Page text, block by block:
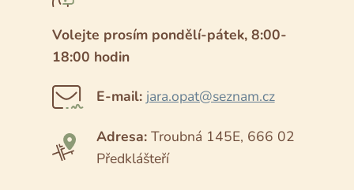
Volejte prosím pondělí-pátek, 8:00-
18:00 hodin
E-mail: jara.opat@seznam.cz
Adresa:Troubná 145E, 666 02
Předklášteří